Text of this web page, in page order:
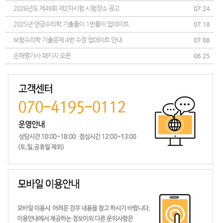
2026년도 제49회 제2차시험 시험장소 공고 07.24
2025년 연금수리학 기출풀이 1번풀이 업데이트 07.18
보험수리학 기출문제 4번 수정 업데이트 안내 07.08
손해평가사 패키지 오픈 06.25